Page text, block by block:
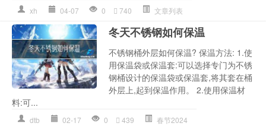
xh 04-07 0 740 文章列表
冬天不锈钢如何保温
不锈钢桶外层如何保温? 保温方法: 1.使
用保温袋或保温套:可以选择专门为不锈
钢桶设计的保温袋或保温套,将其套在桶
外层上,起到保温作用。 2.使用保温材
料:可...
dtb 02-17 0 439 春节2024